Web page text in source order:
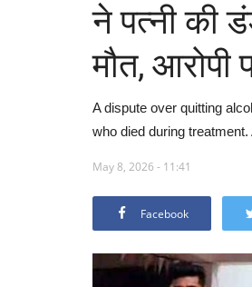
ने पत्नी की
मौत, आरोपी
A dispute over quitting
who died during
May 8, 2026 - 11:41
Facebook